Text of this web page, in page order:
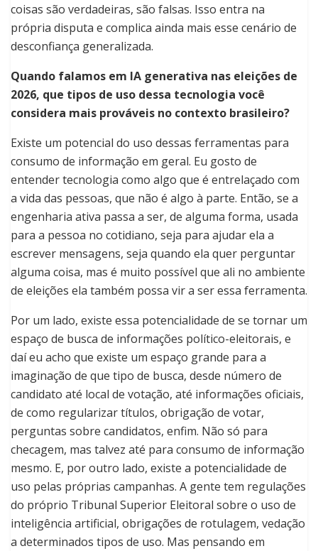
coisas são verdadeiras, são falsas. Isso entra na
própria disputa e complica ainda mais esse cenário de
desconfiança generalizada.
Quando falamos em IA generativa nas eleições de
2026, que tipos de uso dessa tecnologia você
considera mais prováveis no contexto brasileiro?
Existe um potencial do uso dessas ferramentas para
consumo de informação em geral. Eu gosto de
entender tecnologia como algo que é entrelaçado com
a vida das pessoas, que não é algo à parte. Então, se a
engenharia ativa passa a ser, de alguma forma, usada
para a pessoa no cotidiano, seja para ajudar ela a
escrever mensagens, seja quando ela quer perguntar
alguma coisa, mas é muito possível que ali no ambiente
de eleições ela também possa vir a ser essa ferramenta.
Por um lado, existe essa potencialidade de se tornar um
espaço de busca de informações político-eleitorais, e
daí eu acho que existe um espaço grande para a
imaginação de que tipo de busca, desde número de
candidato até local de votação, até informações oficiais,
de como regularizar títulos, obrigação de votar,
perguntas sobre candidatos, enfim. Não só para
checagem, mas talvez até para consumo de informação
mesmo. E, por outro lado, existe a potencialidade de
uso pelas próprias campanhas. A gente tem regulações
do próprio Tribunal Superior Eleitoral sobre o uso de
inteligência artificial, obrigações de rotulagem, vedação
a determinados tipos de uso. Mas pensando em